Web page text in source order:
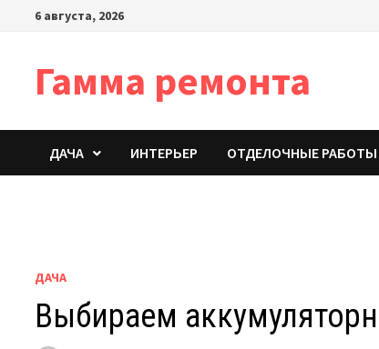
Перейти6 августа, 2026
Гамма ремонта
ДАЧА ИНТЕРЬЕР ОТДЕЛОЧНЫЕ РАБОТЫ
ДАЧА
Выбираем